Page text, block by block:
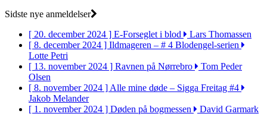
Sidste nye anmeldelser
[ 20. december 2024 ] E-Forseglet i blod
Lars Thomassen
[ 8. december 2024 ] Ildmageren – # 4 Blodengel-serien
Lotte Petri
[ 13. november 2024 ] Ravnen på Nørrebro
Tom Peder
Olsen
[ 8. november 2024 ]Alle mine døde – Sigga Freitag #4
Jakob Melander
[ 1. november 2024 ] Døden på bogmessen
David Garmark